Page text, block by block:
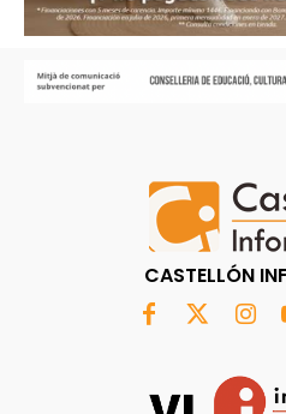
CASTELLÓN